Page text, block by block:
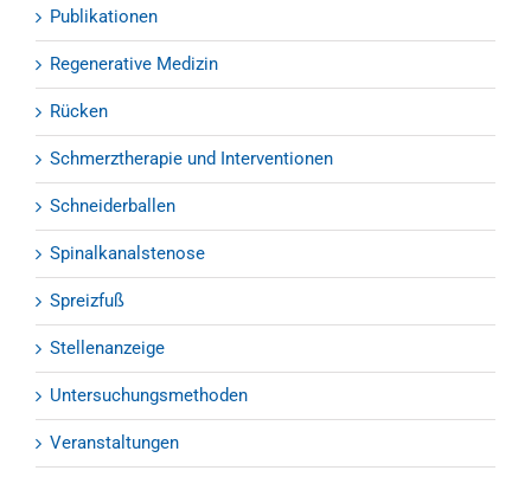
Publikationen
Regenerative Medizin
Rücken
Schmerztherapie und Interventionen
Schneiderballen
Spinalkanalstenose
Spreizfuß
Stellenanzeige
Untersuchungsmethoden
Veranstaltungen